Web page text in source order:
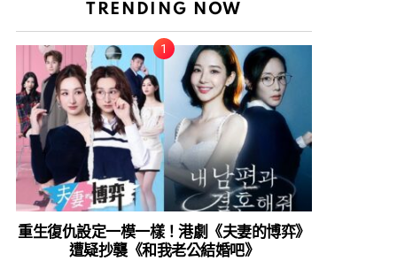
TRENDING NOW
重生復仇設定一模一樣！港劇《夫妻的博弈》
遭疑抄襲《和我老公結婚吧》